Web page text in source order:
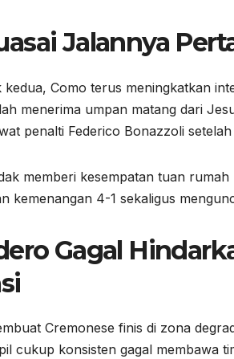
Jalannya
kedua, Como terus meningkatkan
menerima umpan matang dari
penalti Federico Bonazzoli
memberi kesempatan tuan
kemenangan 4-1 sekaligus
Gagal
Cremonese finis di zona
cukup konsisten gagal membawa